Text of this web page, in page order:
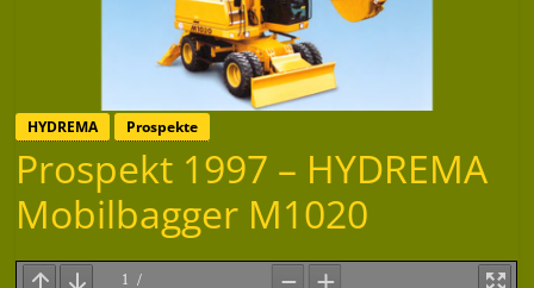
HYDREMA Prospekte
Prospekt 1997 – HYDREMA
Mobilbagger M1020